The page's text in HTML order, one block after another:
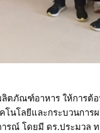
ภัณฑ์อาหาร ให้การต้อ
โนโลยีและกระบวนกา
ณ์ โดยมี ดร.ประมวล